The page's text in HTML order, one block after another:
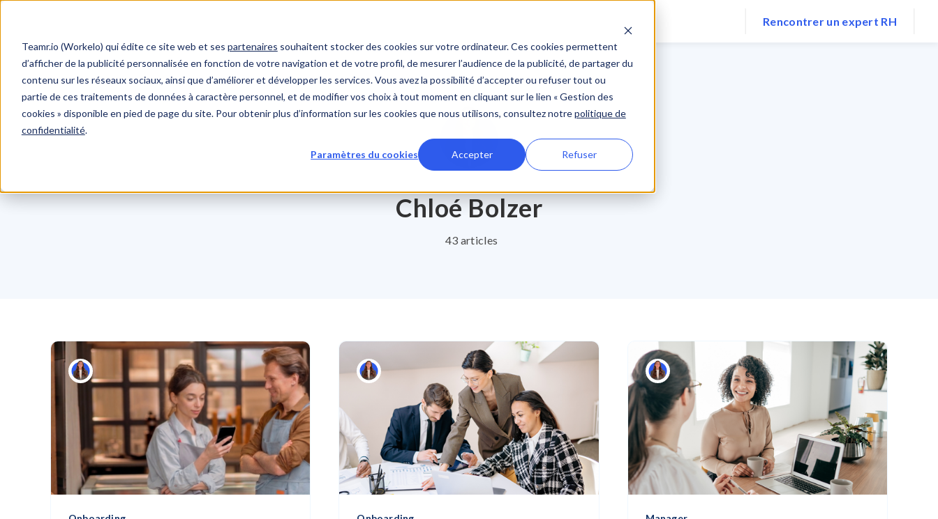
Teamr.io (Workelo) qui édite ce site web et ses partenaires souhaitent stocker des cookies sur votre ordinateur. Ces cookies permettent
d’afficher de la publicité personnalisée en fonction de votre navigation et de votre profil, de mesurer l’audience de la publicité, de partager du
contenu sur les réseaux sociaux, ainsi que d’améliorer et développer les services. Vous avez la possibilité d’accepter ou refuser tout ou
partie de ces traitements de données à caractère personnel, et de modifier vos choix à tout moment en cliquant sur le lien « Gestion des
cookies » disponible en pied de page du site. Pour obtenir plus d’information sur les cookies que nous utilisons, consultez notrepolitique de
confidentialité.
Paramètres du cookies Accepter Refuser
Rencontrer un expert RH
Chloé Bolzer
43 articles